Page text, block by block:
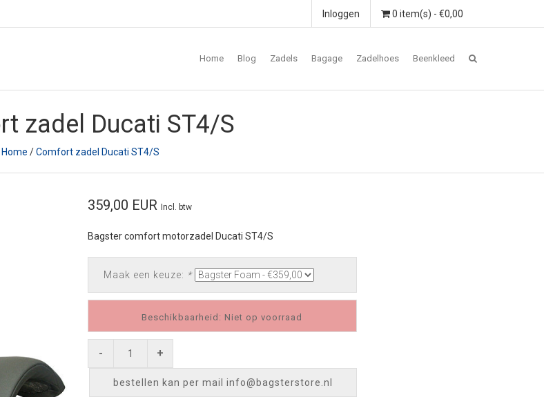
0 item(s) - €0,00
Inloggen
Home Blog Zadels Bagage Zadelhoes Beenkleed
zadel Ducati ST4/S
Home /Comfort zadel Ducati ST4/S
359,00 EUR Incl. btw
Bagster comfort motorzadel Ducati ST4/S
Maak een keuze: *
Beschikbaarheid: Niet op voorraad
- +
bestellen kan per mail info@bagsterstore.nl